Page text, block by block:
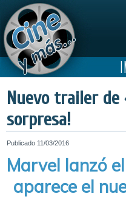
I
Nuevo trailer de
sorpresa!
Publicado 11/03/2016
Marvel lanzó
aparece el